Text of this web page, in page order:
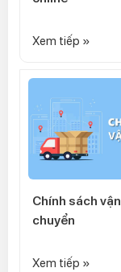
Xem tiếp »
Chính sách vận
chuyển
Xem tiếp »